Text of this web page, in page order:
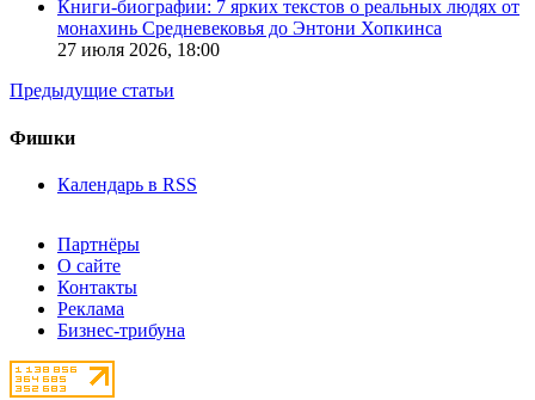
Книги-биографии: 7 ярких текстов о реальных людях от
монахинь Средневековья до Энтони Хопкинса
27 июля 2026, 18:00
Предыдущие статьи
Фишки
Календарь в RSS
Партнёры
О сайте
Контакты
Реклама
Бизнес-трибуна